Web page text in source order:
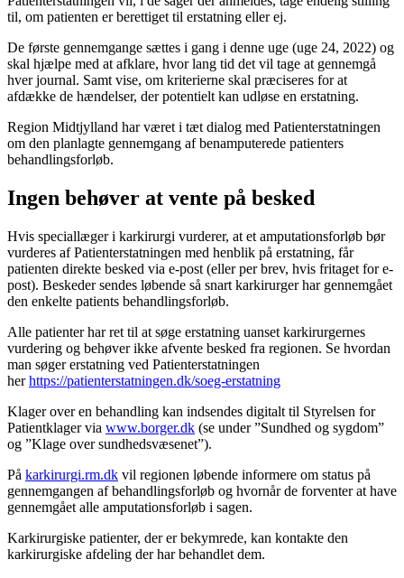
til, om patienten er berettiget til erstatning eller ej.
De første gennemgange sættes i gang i denne uge (uge 24, 2022) og
skal hjælpe med at afklare, hvor lang tid det vil tage at gennemgå
hver journal. Samt vise, om kriterierne skal præciseres for at
afdække de hændelser, der potentielt kan udløse en erstatning.
Region Midtjylland har været i tæt dialog med Patienterstatningen
om den planlagte gennemgang af benamputerede patienters
behandlingsforløb.
Ingen behøver at vente på besked
Hvis speciallæger i karkirurgi vurderer, at et amputationsforløb bør
vurderes af Patienterstatningen med henblik på erstatning, får
patienten direkte besked via e-post (eller per brev, hvis fritaget for e-
post). Beskeder sendes løbende så snart karkirurger har gennemgået
den enkelte patients behandlingsforløb.
Alle patienter har ret til at søge erstatning uanset karkirurgernes
vurdering og behøver ikke afvente besked fra regionen. Se hvordan
man søger erstatning ved Patienterstatningen
herhttps://patienterstatningen.dk/soeg-erstatning
Klager over en behandling kan indsendes digitalt til Styrelsen for
Patientklager via www.borger.dk (se under ”Sundhed og sygdom”
og ”Klage over sundhedsvæsenet”).
På karkirurgi.rm.dk vil regionen løbende informere om status på
gennemgangen af behandlingsforløb og hvornår de forventer at have
gennemgået alle amputationsforløb i sagen.
Karkirurgiske patienter, der er bekymrede, kan kontakte den
karkirurgiske afdeling der har behandlet dem.